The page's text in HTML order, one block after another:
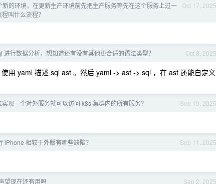
Oct 17, 2025
新的环境，在更新生产环境前先把生产服务等先在这个服务上过一
叫什么流程？
Oct 8, 2025
进行数据分析，想知道还有没有其他更合适的语法类型？
用 yaml 描述 sql ast 。然后 yaml -> ast -> sql ，在 ast 还能自定义
Sep 19, 2025
现一个对外服务就可以访问 k8s 集群内的所有服务？
Sep 11, 2025
iPhone 相较于外版有哪些缺陷？
Sep 2, 2025
望现在还有用吗